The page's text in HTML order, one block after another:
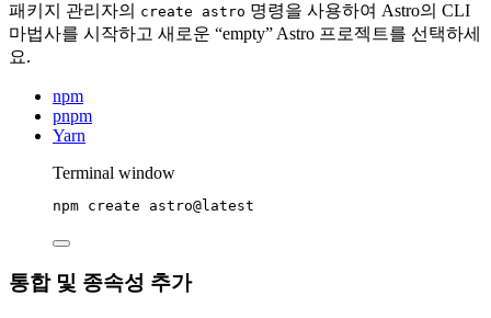
패키지 관리자의 create astro 명령을 사용하여 Astro의 CLI
마법사를 시작하고 새로운 “empty” Astro 프로젝트를 선택하세
요.
npm
pnpm
Yarn
Terminal window
npm create astro@latest
통합 및 종속성 추가